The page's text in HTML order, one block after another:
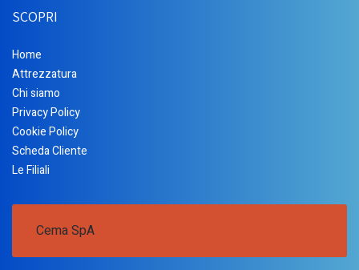
SCOPRI
Home
Attrezzatura
Chi siamo
Privacy Policy
Cookie Policy
Scheda Cliente
Le Filiali
Cema SpA